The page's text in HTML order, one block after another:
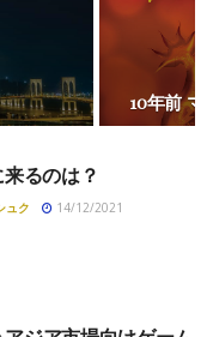
10年前 マ
るのは？
ュク 14/12/2021